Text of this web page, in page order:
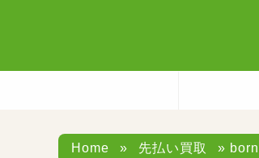
Home » 先払い買取 »